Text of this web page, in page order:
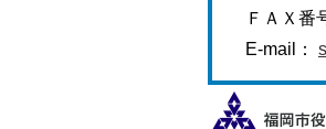
ＦＡＸ番
E-mail：